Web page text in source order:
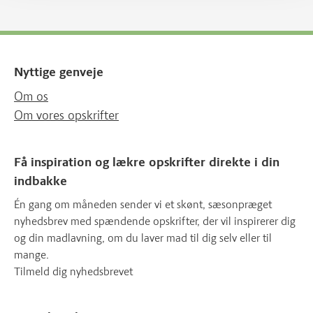
Nyttige genveje
Om os
Om vores opskrifter
Få inspiration og lækre opskrifter direkte i din
indbakke
Én gang om måneden sender vi et skønt, sæsonpræget
nyhedsbrev med spændende opskrifter, der vil inspirerer dig
og din madlavning, om du laver mad til dig selv eller til
mange.
Tilmeld dig nyhedsbrevet